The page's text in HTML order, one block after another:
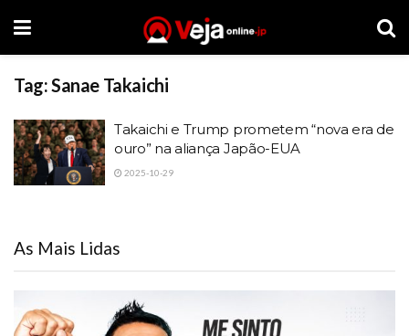
Tag:Sanae Takaichi
Takaichi e Trump prometem “nova era de
ouro” na aliança Japão-EUA
2025-10-29
As Mais Lidas